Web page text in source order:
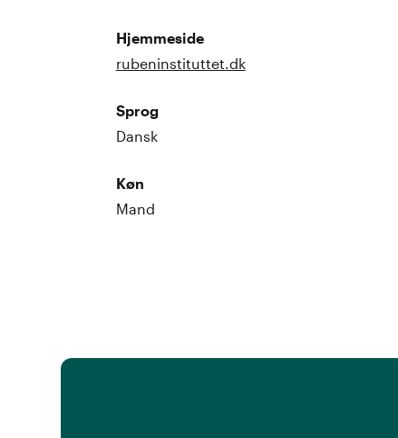
Hjemmeside
rubeninstituttet.dk
Sprog
Dansk
Køn
Mand